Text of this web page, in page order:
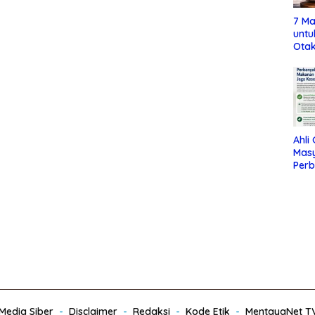
7
Ahli
Siber Disclaimer Redaksi Kode Etik MentayaNet